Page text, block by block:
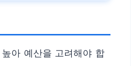
아 예산을 고려해야 합